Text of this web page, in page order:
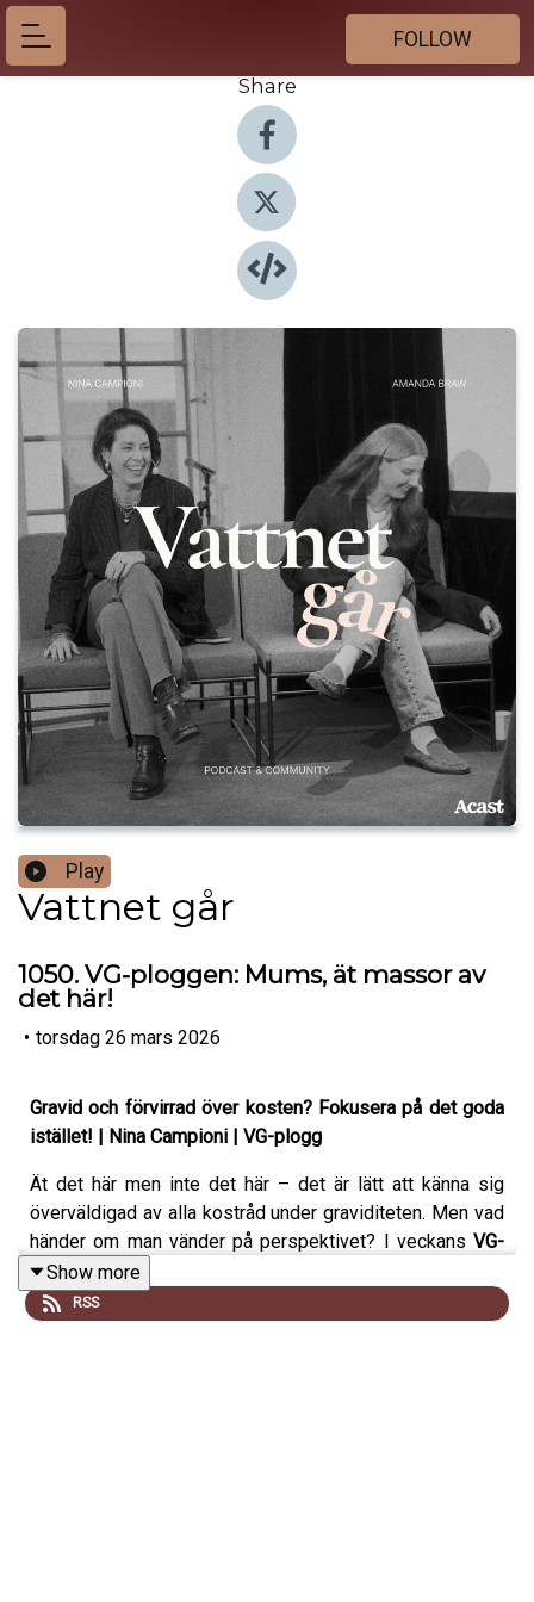
FOLLOW
Share
Play
Vattnet går
1050. VG-ploggen: Mums, ät massor av
det här!
• torsdag 26 mars 2026
Gravid och förvirrad över kosten? Fokusera på det goda
istället! | Nina Campioni | VG-plogg
Ät det här men inte det här – det är lätt att känna sig
överväldigad av alla kostråd under graviditeten. Men vad
händer om man vänder på perspektivet? I veckans VG-
ploggfunderar programledare
mat och näring under graviditeten – och ställer sig frågan
om det kanske är smartare att fokusera på allt detgoda
Show more
RSS